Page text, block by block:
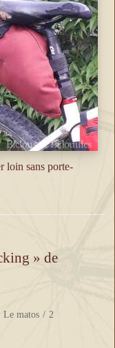
loin sans porte-
» de
Le matos
2